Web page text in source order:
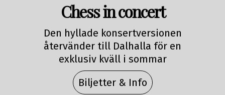
Chess in concert
Den hyllade konsertversionen
återvänder till Dalhalla för en
exklusiv kväll i sommar
Biljetter & Info